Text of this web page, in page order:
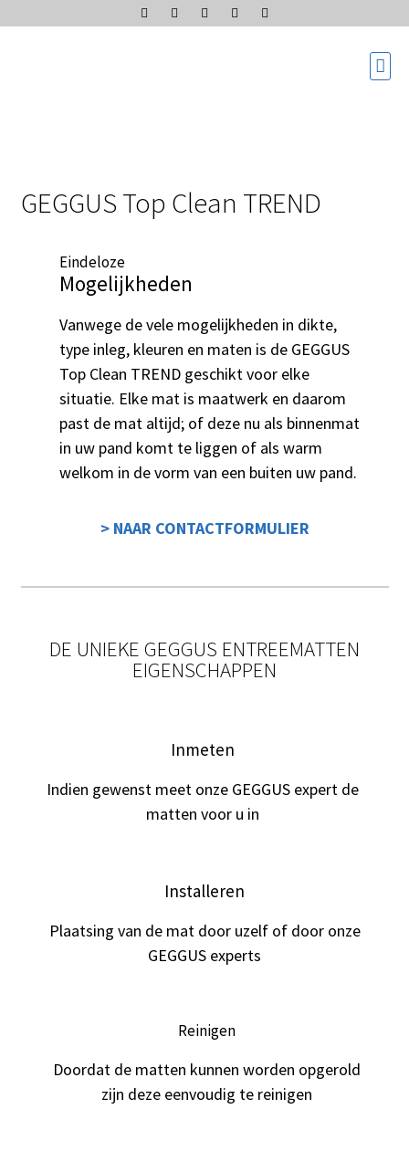
GEGGUS Top Clean TREND
Eindeloze
Mogelijkheden
Vanwege de vele mogelijkheden in dikte,
type inleg, kleuren en maten is de GEGGUS
Top Clean TREND geschikt voor elke
situatie. Elke mat is maatwerk en daarom
past de mat altijd; of deze nu als binnenmat
in uw pand komt te liggen of als warm
welkom in de vorm van een buiten uw pand.
> NAAR CONTACTFORMULIER
DE UNIEKE GEGGUS ENTREEMATTEN
EIGENSCHAPPEN
Inmeten
Indien gewenst meet onze GEGGUS expert de
matten voor u in
Installeren
Plaatsing van de mat door uzelf of door onze
GEGGUS experts
Reinigen
Doordat de matten kunnen worden opgerold
zijn deze eenvoudig te reinigen